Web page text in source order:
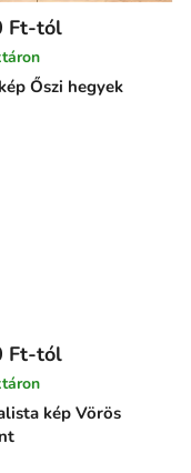
Őszi hegyek
Ft-tól
kép Vörös
Ft-tól